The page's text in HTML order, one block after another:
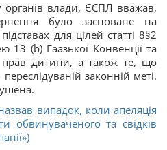
органів влади, ЄСПЛ вважав,
було засноване на
для цілей статті 8§2
13 (b) Гаазької Конвенції та
прав дитини, а також те, що
законній меті.
випадок, коли апеляція
обвинуваченого та свідків